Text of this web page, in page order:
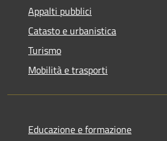
Appalti pubblici
Catasto e urbanistica
Turismo
Mobilità e trasporti
Educazione e formazione